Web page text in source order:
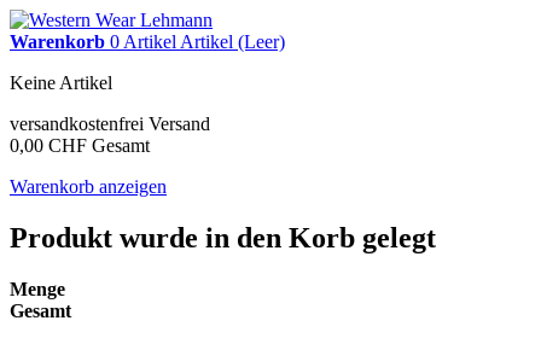
Warenkorb 0 Artikel Artikel (Leer)
Keine Artikel
versandkostenfrei Versand
0,00 CHF Gesamt
Warenkorb anzeigen
Produkt wurde in den Korb gelegt
Menge
Gesamt